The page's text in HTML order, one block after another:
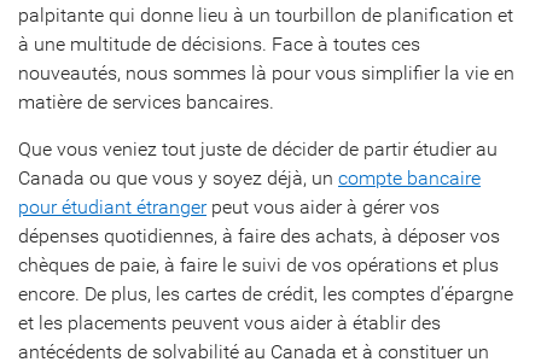
palpitante qui donne lieu à un tourbillon de planification et
à une multitude de décisions. Face à toutes ces
nouveautés, nous sommes là pour vous simplifier la vie en
matière de services bancaires.
Que vous veniez tout juste de décider de partir étudier au
Canada ou que vous y soyez déjà, un compte bancaire
pour étudiant étrangerpeut vous aider à gérer vos
dépenses quotidiennes, à faire des achats, à déposer vos
chèques de paie, à faire le suivi de vos opérations et plus
encore. De plus, les cartes de crédit, les comptes d’épargne
et les placements peuvent vous aider à établir des
antécédents de solvabilité au Canada et à constituer un